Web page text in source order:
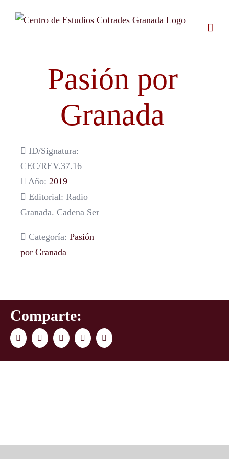
Pasión por
Granada
ID/Signatura:
CEC/REV.37.16
Año: 2019
Editorial: Radio
Granada. Cadena Ser
Categoría: Pasión
por Granada
Comparte:
FacebookTwitter LinkedInWhatsAppCorreo
electrónico